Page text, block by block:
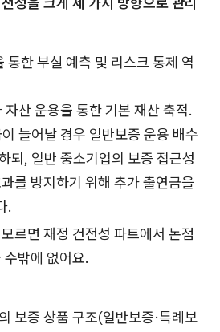
한 부실 예측 및 리스크 통제 역
산 운용을 통한 기본 재산 축적.
늘어날 경우 일반보증 운용 배수
되, 일반 중소기업의 보증 접근성
를 방지하기 위해 추가 출연금을
.
르면 재정 건전성 파트에서 논점
밖에 없어요.
보증 상품 구조(일반보증·특례보